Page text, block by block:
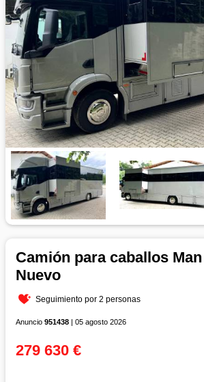
Camión para caballos
Nuevo
Seguimiento por 2 personas
Anuncio 951438 | 05 agosto 2026
279 630 €